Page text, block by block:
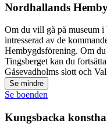
Nordhallands
Om du vill gå på museum i
intresserad av de
Hembygdsförening. Om
Tingsberget kan du
Gåsevadholms slott och
Se mindre
Se boenden
Kungsbacka